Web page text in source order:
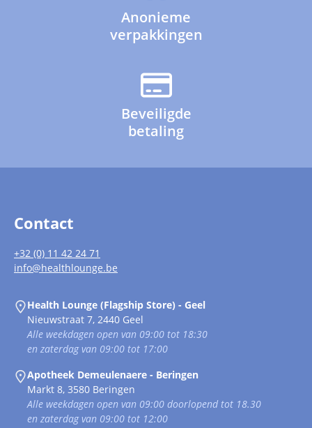
Anonieme
verpakkingen
Beveiligde
betaling
Contact
+32 (0) 11 42 24 71
info@healthlounge.be
Health Lounge (Flagship Store) - Geel
Nieuwstraat 7, 2440 Geel
Alle weekdagen open van 09:00 tot 18:30
en zaterdag van 09:00 tot 17:00
Apotheek Demeulenaere - Beringen
Markt 8, 3580 Beringen
Alle weekdagen open van 09:00 doorlopend tot 18.30
en zaterdag van 09:00 tot 12:00